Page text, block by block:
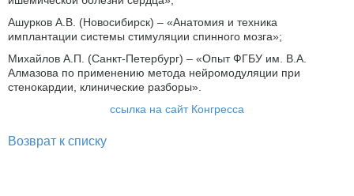
Ашурков А.В. (Новосибирск) – «Анатомия и техника
имплантации системы стимуляции спинного мозга»;
Михайлов А.П. (Санкт-Петербург) – «Опыт ФГБУ им. В.А.
Алмазова по применению метода нейромодуляции при
стенокардии, клинические разборы».
ссылка на сайт Конгресса
Возврат к списку